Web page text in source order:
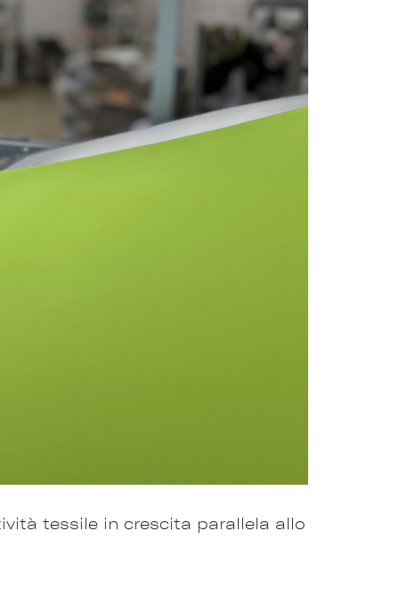
tessile in crescita parallela allo